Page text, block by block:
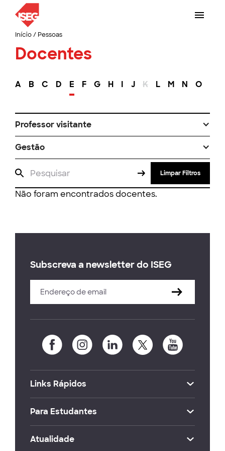
Início/ Pessoas
Docentes
A B C D E F G H I J K L M N O
Professor visitante
Gestão
Limpar Filtros
Não foram encontrados docentes.
Subscreva a newsletter do ISEG
Links Rápidos
Para Estudantes
Atualidade